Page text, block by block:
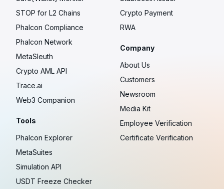
STOP for L2 Chains
Phalcon Compliance
Phalcon Network
MetaSleuth
Crypto AML API
Trace.ai
Web3 Companion
Tools
Phalcon Explorer
MetaSuites
Simulation API
USDT Freeze Checker
Crypto Payment
RWA
Company
About Us
Customers
Newsroom
Media Kit
Employee Verification
Certificate Verification